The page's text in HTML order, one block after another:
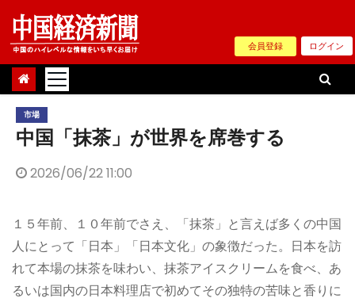
Skip
content
会員登録 ログイン
市場
中国「抹茶」が世界を席巻する
2026/06/22 11:00
１５年前、１０年前でさえ、「抹茶」と言えば多くの中国
人にとって「日本」「日本文化」の象徴だった。日本を訪
れて本場の抹茶を味わい、抹茶アイスクリームを食べ、あ
るいは国内の日本料理店で初めてその独特の苦味と香りに